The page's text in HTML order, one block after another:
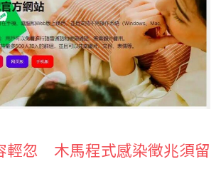
輕忽 木馬程式感染徵兆須留